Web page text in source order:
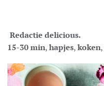
Redactie delicious.
15-30 min,hapjes,koken,